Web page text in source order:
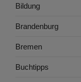
Bildung
Brandenburg
Bremen
Buchtipps